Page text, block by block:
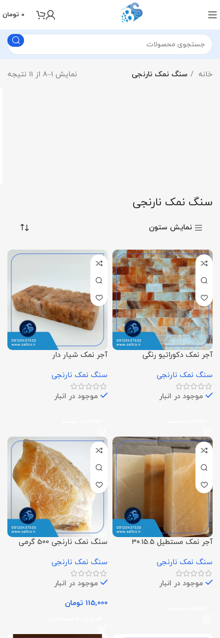
0 تومان
خانه سنگ نمک نارنجی نمایش 1–8 از 11 نتیجه
سنگ نمک نارنجی
نمایش ستون
آجر نمک دکوراتیو رنگی
سنگ نمک نارنجی
موجود در انبار
آجر نمک شیار دار
سنگ نمک نارنجی
موجود در انبار
آجر نمک مستطیل ۳۰.۱۵.۵
سنگ نمک نارنجی
موجود در انبار
سنگ نمک نارنجی 500 گرمی
سنگ نمک نارنجی
موجود در انبار
115,000 تومان